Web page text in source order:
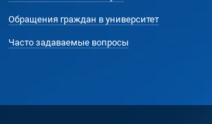
Обращения граждан в университет
Часто задаваемые вопросы